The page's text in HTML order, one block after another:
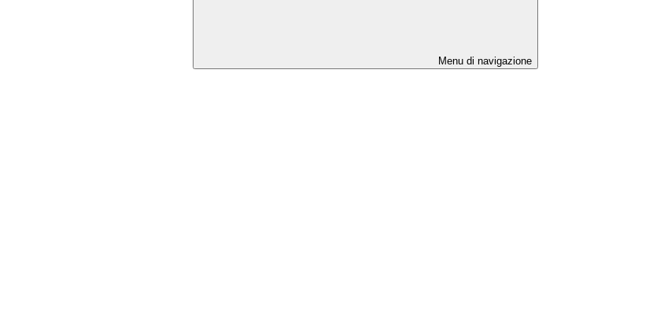
Menu di navigazione